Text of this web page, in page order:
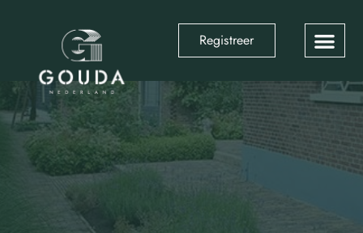
Registreer